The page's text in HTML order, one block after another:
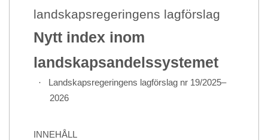
landskapsregeringens lagförslag
Nytt index inom
landskapsandelssystemet
·
Landskapsregeringens lagförslag nr 19/2025–
2026
INNEHÅLL